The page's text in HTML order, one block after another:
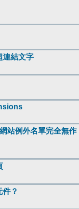
連結文字
站例外名單完全無作
件？